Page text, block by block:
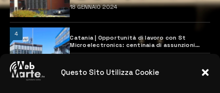
Questo Sito Utilizza Cookie
18 GENNAIO 2024
4
Catania | Opportunità di lavoro con St
Microelectronics: centinaia di assunzioni
previste